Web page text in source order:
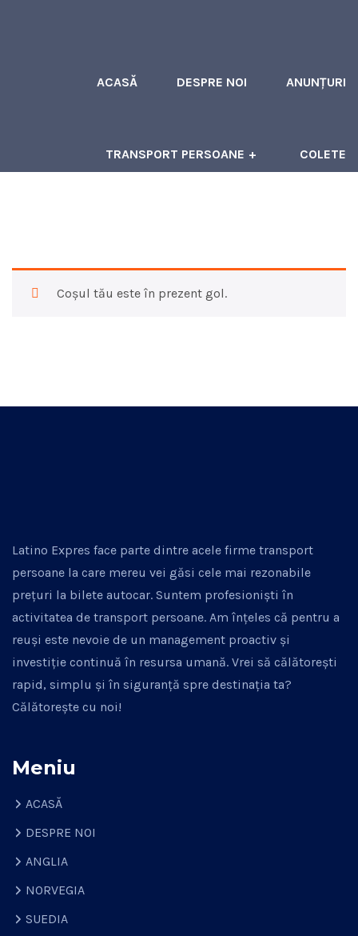
ACASĂ DESPRE NOI ANUNȚURI
TRANSPORT PERSOANE COLETE
Coșul tău este în prezent gol.
Latino Expres face parte dintre acele firme transport
persoane la care mereu vei găsi cele mai rezonabile
prețuri la bilete autocar. Suntem profesioniști în
activitatea de transport persoane. Am înțeles că pentru a
reuși este nevoie de un management proactiv și
investiție continuă în resursa umană. Vrei să călătorești
rapid, simplu și în siguranță spre destinația ta?
Călătorește cu noi!
Meniu
ACASĂ
DESPRE NOI
ANGLIA
NORVEGIA
SUEDIA